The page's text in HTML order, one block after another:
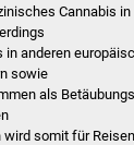
Cannabis
anderen
sowie
als
somit für